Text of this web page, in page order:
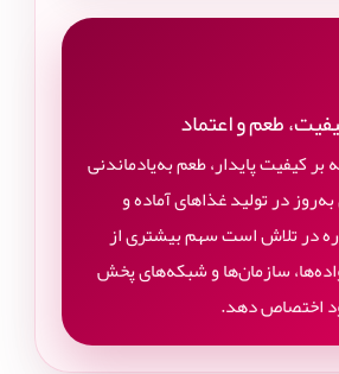
طعم و اعتماد
بر کیفیت پایدار، طعم به‌یادماندنی
در تولید غذاهای آماده و
در تلاش است سهم بیشتری از
سازمان‌ها و شبکه‌های پخش
اختصاص دهد.